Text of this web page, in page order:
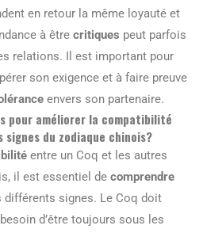
en retour la même loyauté et
à être critiques peut parfois
relations. Il est important pour
son exigence et à faire preuve
envers son partenaire.
pour améliorer la compatibilité
du zodiaque chinois?
entre un Coq et les autres
il est essentiel de comprendre
différents signes. Le Coq doit
d’être toujours sous les